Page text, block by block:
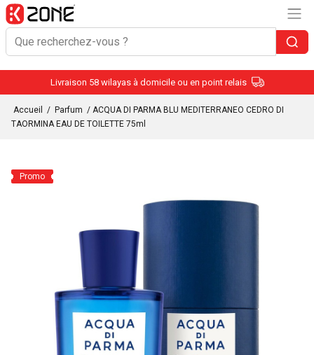
Livraison 58 wilayas à domicile ou en point relais
Accueil / Parfum / ACQUA DI PARMA BLU MEDITERRANEO CEDRO DI
TAORMINA EAU DE TOILETTE 75ml
Promo